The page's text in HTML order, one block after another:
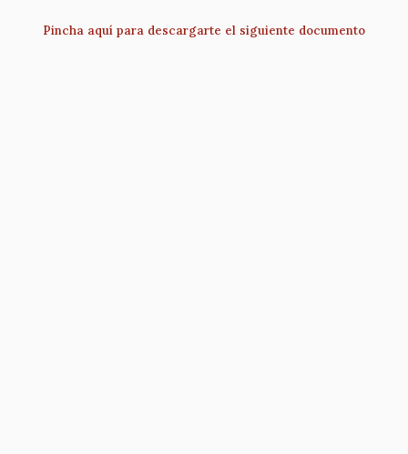
Pincha aquí para descargarte el siguiente documento